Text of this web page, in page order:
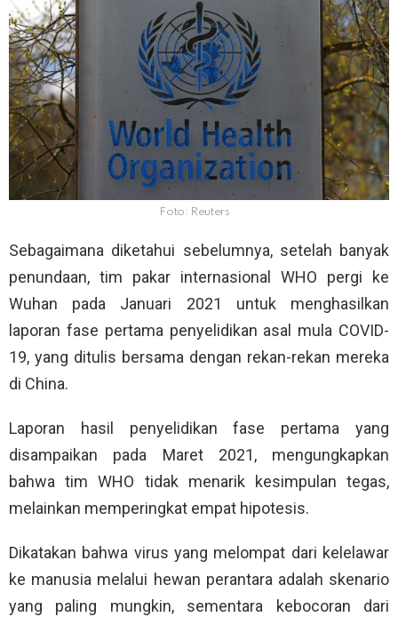
Foto: Reuters
Sebagaimana diketahui sebelumnya, setelah banyak
penundaan, tim pakar internasional WHO pergi ke
Wuhan pada Januari 2021 untuk menghasilkan
laporan fase pertama penyelidikan asal mula COVID-
19, yang ditulis bersama dengan rekan-rekan mereka
di China.
Laporan hasil penyelidikan fase pertama yang
disampaikan pada Maret 2021, mengungkapkan
bahwa tim WHO tidak menarik kesimpulan tegas,
melainkan memperingkat empat hipotesis.
Dikatakan bahwa virus yang melompat dari kelelawar
ke manusia melalui hewan perantara adalah skenario
yang paling mungkin, sementara kebocoran dari